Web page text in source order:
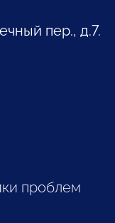
пер., д.7.
проблем